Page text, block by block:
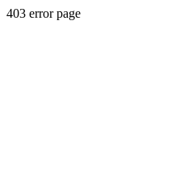
403 error page